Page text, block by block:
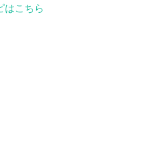
はこちら